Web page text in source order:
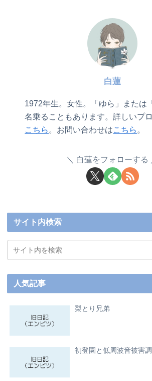
白蓮
1972年生。女性。「ゆら」または
名乗ることもあります。詳しいプ
こちら。お問い合わせはこちら。
白蓮をフォローする
サイト内検索
人気記事
梨とり兄弟
初登園と低周波音被害